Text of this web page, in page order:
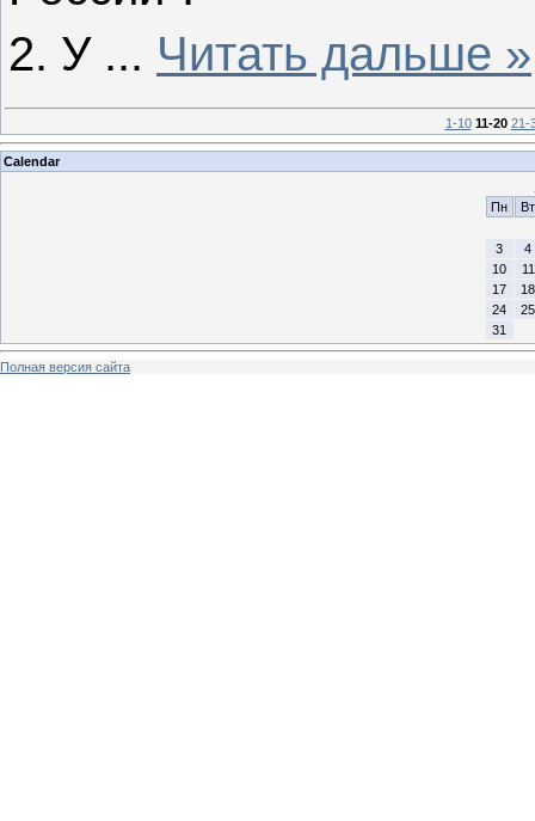
2. У ... Читать дальше »
1-10 11-20 21-
Calendar
Пн
Вт
3
4
10
11
17
18
24
25
31
Полная версия сайта